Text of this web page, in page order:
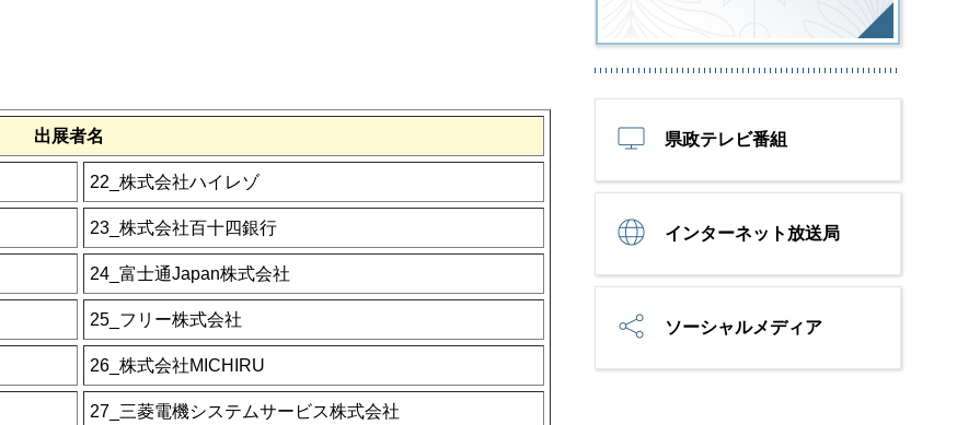
出展者名
22_株式会社ハイレゾ
23_株式会社百十四銀行
24_富士通Japan株式会社
25_フリー株式会社
26_株式会社MICHIRU
27_三菱電機システムサービス株式会社
県政テレビ番組
インターネット放送局
ソーシャルメディア